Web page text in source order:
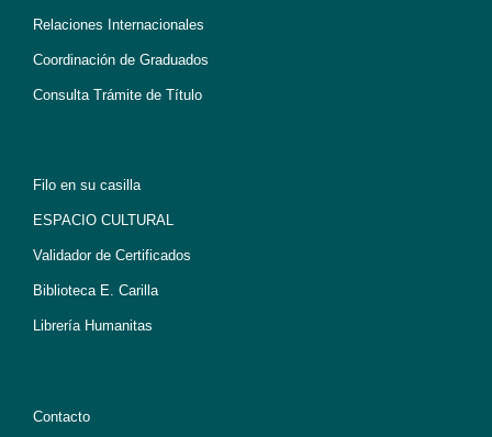
Relaciones Internacionales
Coordinación de Graduados
Consulta Trámite de Título
Filo en su casilla
ESPACIO CULTURAL
Validador de Certificados
Biblioteca E. Carilla
Librería Humanitas
Contacto